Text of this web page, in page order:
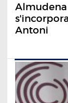
Almudena
Antoni